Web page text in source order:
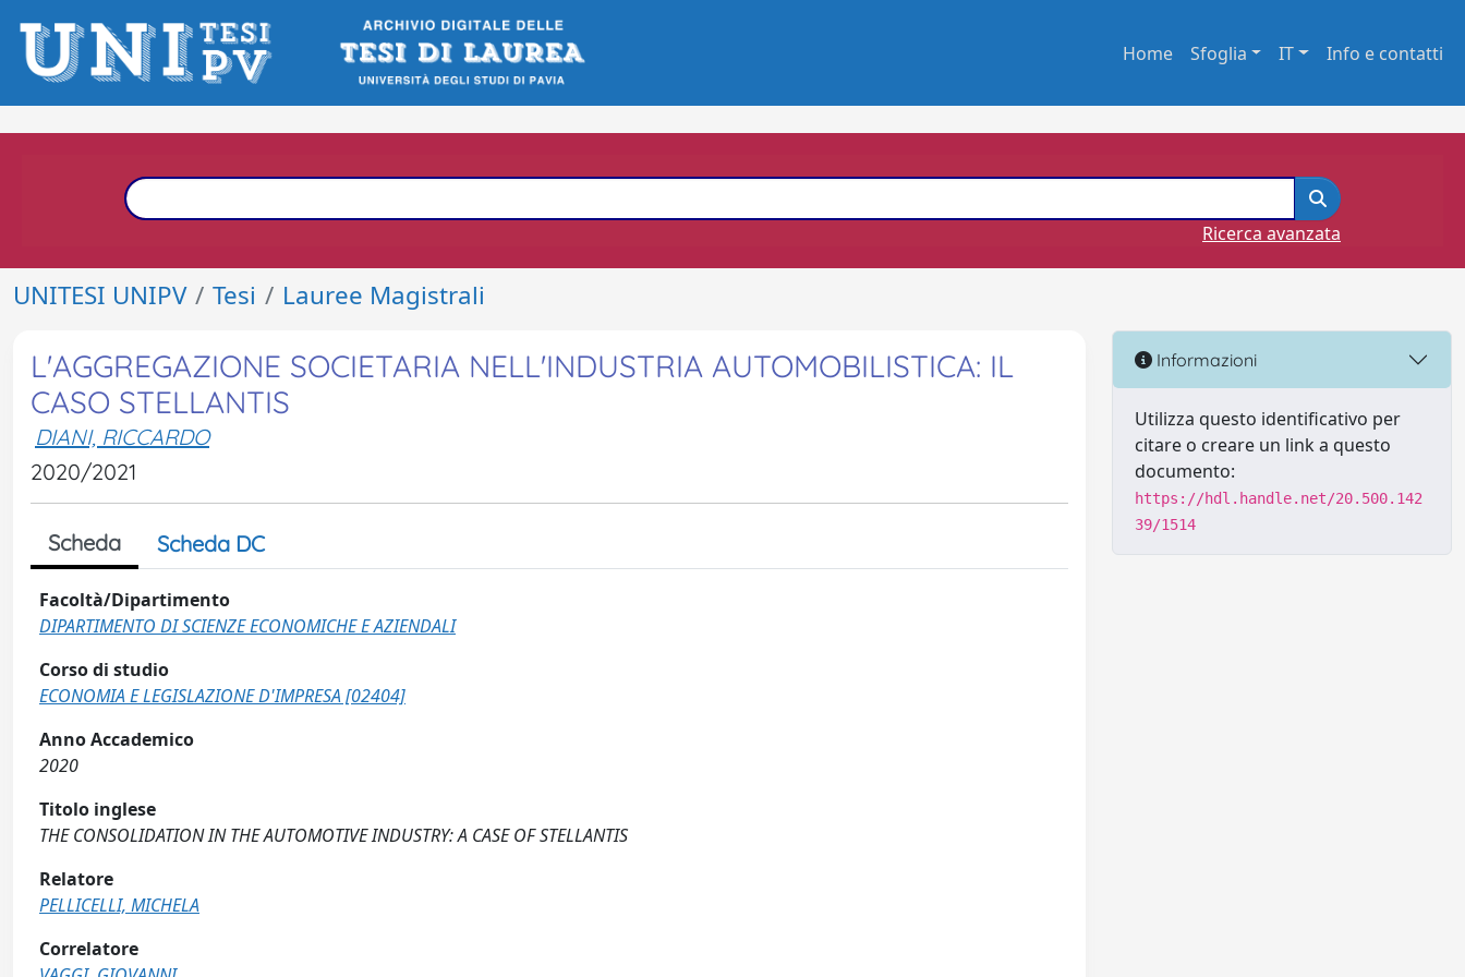
Home Sfoglia IT Info e contatti
Ricerca avanzata
UNITESI UNIPV Tesi Lauree Magistrali
L'AGGREGAZIONE SOCIETARIA NELL'INDUSTRIA AUTOMOBILISTICA: IL
CASO STELLANTIS
DIANI, RICCARDO
2020/2021
Scheda Scheda DC
Facoltà/Dipartimento
DIPARTIMENTO DI SCIENZE ECONOMICHE E AZIENDALI
Corso di studio
ECONOMIA E LEGISLAZIONE D'IMPRESA [02404]
Anno Accademico
2020
Titolo inglese
THE CONSOLIDATION IN THE AUTOMOTIVE INDUSTRY: A CASE OF STELLANTIS
Relatore
PELLICELLI, MICHELA
Correlatore
Informazioni
Utilizza questo identificativo per
citare o creare un link a questo
documento:
https://hdl.handle.net/20.500.142
39/1514